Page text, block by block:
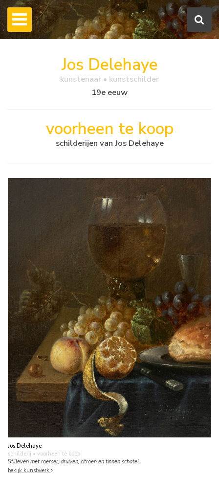
Jos Delehaye
kunstenaar • kunstschilder
19e eeuw
voorheen te koop
schilderijen van Jos Delehaye
Jos Delehaye
schilderij • voorheen te koop
Stilleven met roemer, druiven, citroen en tinnen schotel
bekijk kunstwerk